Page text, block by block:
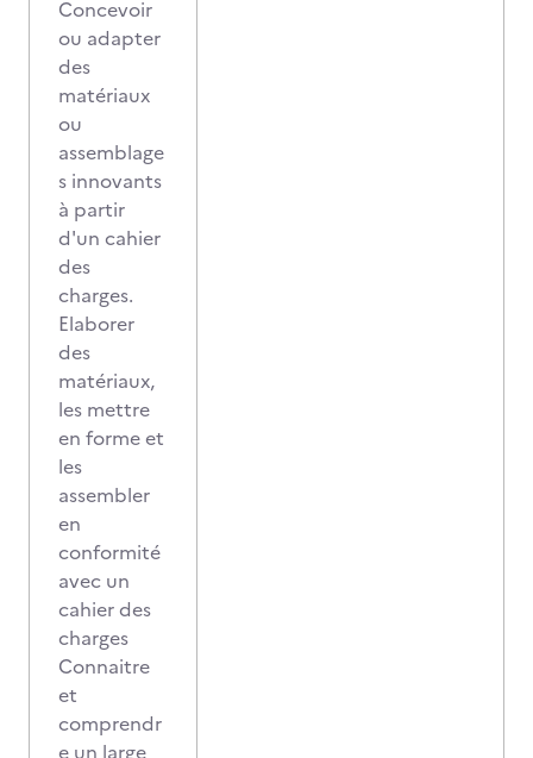
Concevoir
ou adapter
des
matériaux
ou
assemblage
s innovants
à partir
d'un cahier
des
charges.
Elaborer
des
matériaux,
les mettre
en forme et
les
assembler
en
conformité
avec un
cahier des
charges
Connaitre
et
comprendr
e un large